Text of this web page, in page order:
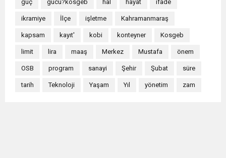
güç gucu?kosgeb hâl hayat ifade
ikramiye İlçe işletme Kahramanmaraş
kapsam kayıt' kobi konteyner Kosgeb
limit lira maaş Merkez Mustafa önem
OSB program sanayi Şehir Şubat süre
tarih Teknoloji Yaşam Yıl yönetim zam